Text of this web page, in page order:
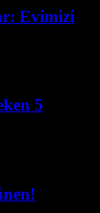
Evimizi
5